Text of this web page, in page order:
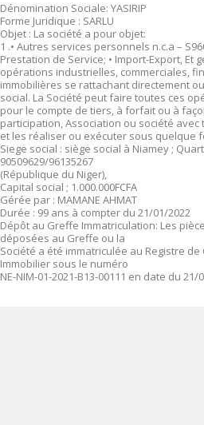
Dénomination Sociale: YASIRIP
Forme Juridique : SARLU
Objet : La société a pour objet:
1 .• Autres services personnels n.c.a –
Prestation de Service; • Import-Export, Et
opérations industrielles, commerciales,
immobilières se rattachant directement
social. La Société peut faire toutes ces
pour le compte de tiers, à forfait ou à
participation, Association ou société
et les réaliser ou exécuter sous quelque
Siege social : siège social à Niamey ;
90509629/96135267
(République du Niger),
Capital social ; 1.000.000FCFA
Gérée par : MAMANE AHMAT
Durée : 99 ans à compter du 21/01/2022
Dépôt au Greffe Immatriculation: Les
déposées au Greffe ou la
Société a été immatriculée au Registre de
Immobilier sous le numéro
NE-NIM-01-2021-B13-00111 en date du 21/